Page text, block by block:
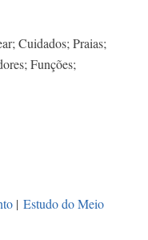
Cuidados; Praias;
Funções;
| Estudo do Meio